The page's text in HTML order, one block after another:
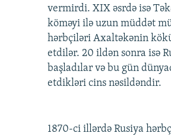
vermirdi. XIX əsrdə isə
köməyi ilə uzun müddət
hərbçiləri Axaltəkənin
etdilər. 20 ildən sonra isə
başladılar və bu gün
etdikləri cins nəsildəndir.
1870-ci illərdə Rusiya